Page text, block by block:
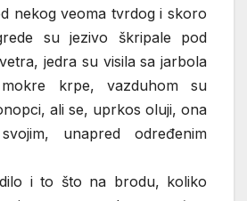
nekog veoma tvrdog i skoro
su jezivo škripale pod
jedra su visila sa jarbola
krpe, vazduhom su
ali se, uprkos oluji, ona
unapred određenim
i to što na brodu, koliko